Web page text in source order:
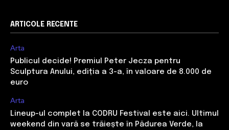
ARTICOLE RECENTE
Arta
Publicul decide! Premiul Peter Jecza pentru
Sculptura Anului, ediția a 3-a, în valoare de 8.000 de
euro
Arta
Lineup-ul complet la CODRU Festival este aici. Ultimul
weekend din vară se trăiește în Pădurea Verde, la